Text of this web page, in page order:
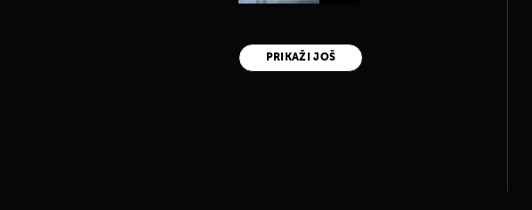
PRIKAŽI JOŠ